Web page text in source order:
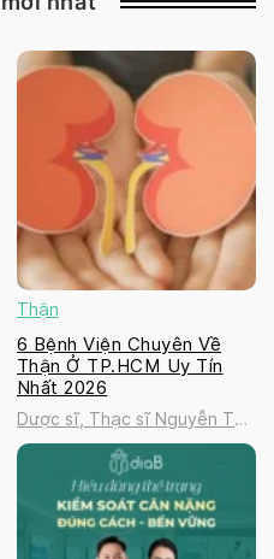
Thận
6 Bệnh Viện Chuyên Về
Thận Ở TP.HCM Uy Tín
Nhất 2026
Dược sĩ, Thạc sĩ Nguyễn Thị
Thanh Tú